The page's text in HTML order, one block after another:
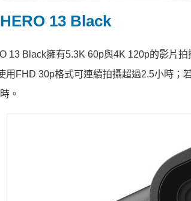
13 Black
13 Black擁有5.3K 60p與4K 120p的影片
用FHD 30p格式可連續拍攝超過2.5小時；
。